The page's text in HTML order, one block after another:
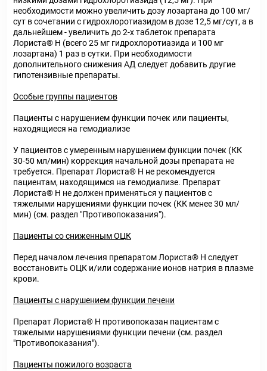
необходимости можно увеличить дозу лозартана до 100 мг/
сут в сочетании с гидрохлоротиазидом в дозе 12,5 мг/сут, а в
дальнейшем - увеличить до 2-х таблеток препарата
Лориста® Н (всего 25 мг гидрохлоротиазида и 100 мг
лозартана) 1 раз в сутки. При необходимости
дополнительного снижения АД следует добавить другие
гипотензивные препараты.
Особые группы пациентов
Пациенты с нарушением функции почек или пациенты,
находящиеся на гемодиализе
У пациентов с умеренным нарушением функции почек (КК
30-50 мл/мин) коррекция начальной дозы препарата не
требуется. Препарат Лориста® Н не рекомендуется
пациентам, находящимся на гемодиализе. Препарат
Лориста® Н не должен применяться у пациентов с
тяжелыми нарушениями функции почек (КК менее 30 мл/
мин) (см. раздел "Противопоказания").
Пациенты со сниженным ОЦК
Перед началом лечения препаратом Лориста® Н следует
восстановить ОЦК и/или содержание ионов натрия в плазме
крови.
Пациенты с нарушением функции печени
Препарат Лориста® Н противопоказан пациентам с
тяжелыми нарушениями функции печени (см. раздел
"Противопоказания").
Пациенты пожилого возраста